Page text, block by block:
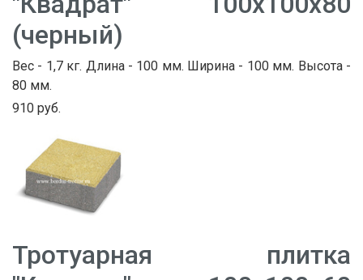
(черный)
Вес - 1,7 кг. Длина - 100 мм. Ширина - 100 мм. Высота -
80 мм.
910 руб.
Тротуарная плитка